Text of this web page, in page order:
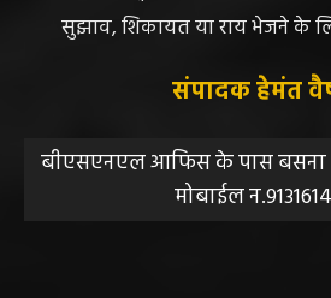
सुझाव, शिकायत या राय भेजने के
संपादक हेमंत
बीएसएनएल आफिस के पास बसना
मोबाईल